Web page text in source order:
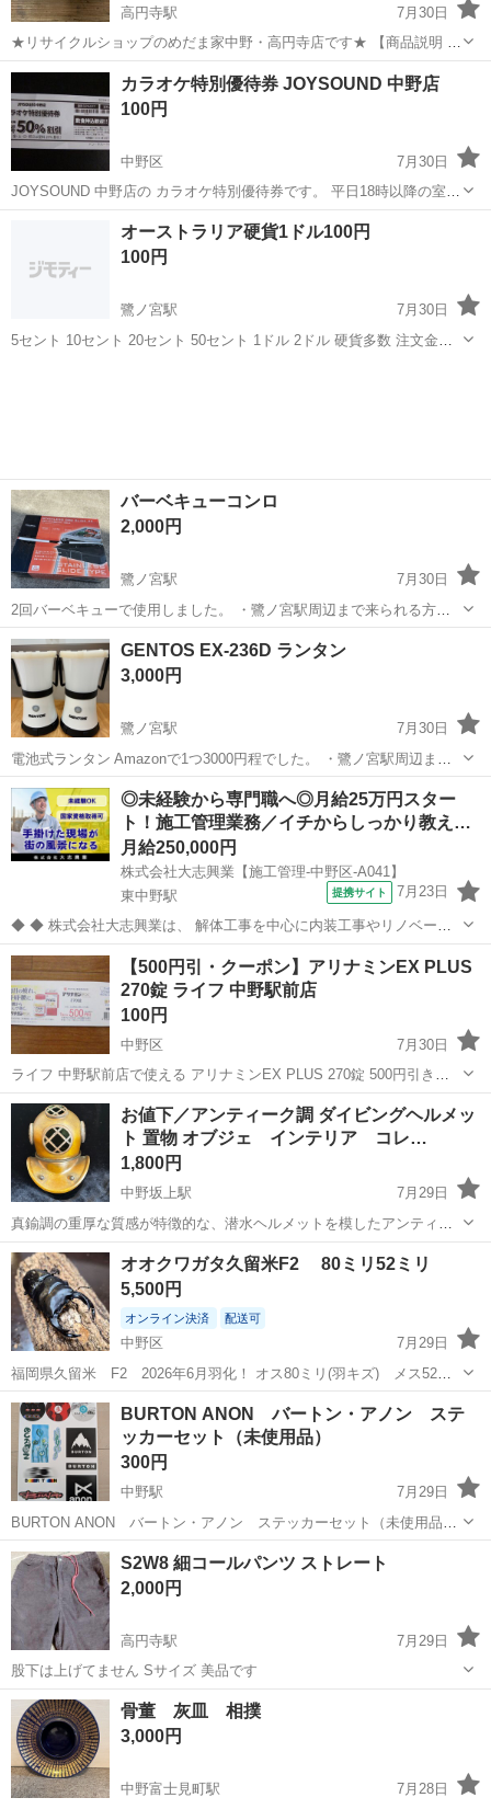
高円寺駅
7月30日
★リサイクルショップのめだま家中野・高円寺店です★ 【商品説明 詳
細は写真をご覧ください。 【状態】 中古品です 【サイズ】 幅22.5cm
奥行9.5cm 高さ5cm ●素人...
東京 中野区 高円寺駅 その他
カラオケ特別優待券 JOYSOUND 中野店
100円
中野区
7月30日
JOYSOUND 中野店の カラオケ特別優待券です。 平日18時以降の室料
50％割引♪ 有効期限 2026年8月31日 ※取引について ■場所 中野5丁目
の早稲田通り沿いにある ファミリー...
その他 JOYSOUND
オーストラリア硬貨1ドル100円
100円
鷺ノ宮駅
7月30日
5セント 10セント 20セント 50セント 1ドル 2ドル 硬貨多数 注文金額
バーベキューコンロ
2,000円
鷺ノ宮駅
7月30日
2回バーベキューで使用しました。 ・鷺ノ宮駅周辺まで来られる方の
み ・取引希望日時を教えてください ・質問等ある場合は事前にご確認
下さい。取引後のクレームは一切受け付けません。 ※状況に応じてこ
ちらで価格を変更しますので...
東京 中野区 バーベキュー
GENTOS EX-236D ランタン
3,000円
鷺ノ宮駅
7月30日
電池式ランタン Amazonで1つ3000円程でした。 ・鷺ノ宮駅周辺まで
来られる方のみ ・取引希望日時を教えてください ・質問等ある場合は
事前にご確認下さい。取引後のクレームは一切受け付けません。 ※状
況に応じてこちら...
東京 中野区 鷺ノ宮駅 その他 ランタン
◎未経験から専門職へ◎月給25万円スター
ト！施工管理業務／イチからしっかり教え…
月給250,000円
株式会社大志興業【施工管理-中野区-A041】
東中野駅
提携サイト 7月23日
◆ ◆ 株式会社大志興業は、 解体工事を中心に内装工事やリノベーシ
ョン工事まで幅広く手掛ける総合建設企業です。 住宅・店舗・ビルな
ど多様な現場に対応し、解体から施工、廃棄物処理まで一貫して行っ
ています。 20代～40代の...
東京 中野区 東中野駅 その他
【500円引・クーポン】アリナミンEX PLUS
270錠 ライフ 中野駅前店
100円
中野区
7月30日
ライフ 中野駅前店で使える アリナミンEX PLUS 270錠 500円引きク
ーポン クーポン有効期限 2026年10月28日 ※取引について ■場所 中野
5丁目の早稲田通り沿いにある ...
東京 中野区 その他
お値下／アンティーク調 ダイビングヘルメッ
ト 置物 オブジェ インテリア コレ…
1,800円
中野坂上駅
7月29日
真鍮調の重厚な質感が特徴的な、潜水ヘルメットを模したアンティー
ク調のインテリアオブジェです。 安定して立たせるためにミニの陶器
の黒い壺に乗せています。そちらもお付けします。 高さ焼く11センチ
ぐらい/写真をご覧下さい ...
東京 中野区 中野坂上駅 その他
オオクワガタ久留米F2 80ミリ52ミリ
5,500円
オンライン決済 配送可
中野区
7月29日
福岡県久留米 F2 2026年6月羽化！ オス80ミリ(羽キズ) メス52ミ
リペア 【親】久留米 2024羽化 76ミリ48ミリペア 夏休みの自由研
究で、オオクワガタのペアを育ててみませんか？ ...
東京 中野区
BURTON ANON バートン・アノン ステ
ッカーセット（未使用品）
300円
中野駅
7月29日
BURTON ANON バートン・アノン ステッカーセット（未使用品）
です。 B5サイズのシート1枚に１０種類のデザインがセットになって
います。 先日、バートンジャパンからの送付物に同梱されてきたもの
なのですが、自身で使...
東京 中野区 中野駅
S2W8 細コールパンツ ストレート
2,000円
高円寺駅
7月29日
股下は上げてません Sサイズ 美品です
東京 中野区 高円寺駅 その他
骨董 灰皿 相撲
3,000円
中野富士見町駅 7月28日